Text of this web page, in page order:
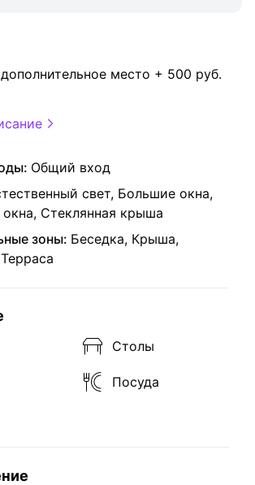
место + 500 руб.
Общий вход
свет, Большие окна,
Стеклянная крыша
зоны: Беседка, Крыша,
Столы
Посуда